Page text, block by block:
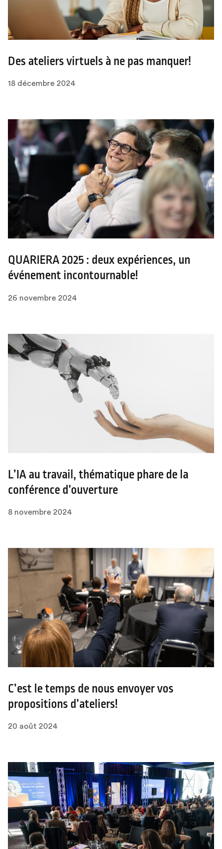
Des ateliers virtuels à ne pas manquer!
18 décembre 2024
QUARIERA 2025 : deux expériences, un
événement incontournable!
26 novembre 2024
L’IA au travail, thématique phare de la
conférence d’ouverture
8 novembre 2024
C’est le temps de nous envoyer vos
propositions d’ateliers!
20 août 2024